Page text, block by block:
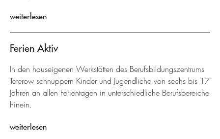
weiterlesen
Ferien Aktiv
In den hauseigenen Werkstätten des Berufsbildungszentrums
Teterow schnuppern Kinder und Jugendliche von sechs bis 17
Jahren an allen Ferientagen in unterschiedliche Berufsbereiche
hinein.
weiterlesen